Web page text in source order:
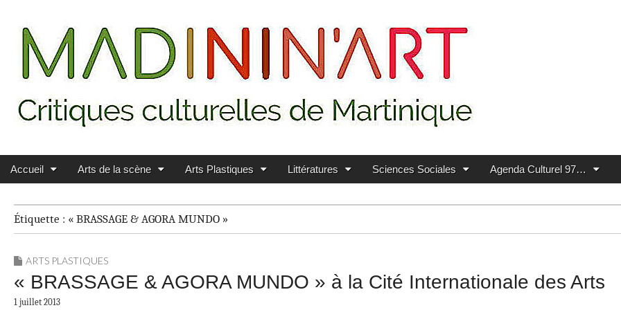
MADININ'ART
Main menu
Skip to content
Accueil Arts de la scène Arts Plastiques Littératures Sciences Sociales Agenda Culturel 97…
Étiquette : « BRASSAGE & AGORA MUNDO »
ARTS PLASTIQUES
« BRASSAGE & AGORA MUNDO » à la Cité Internationale des Arts
1 juillet 2013